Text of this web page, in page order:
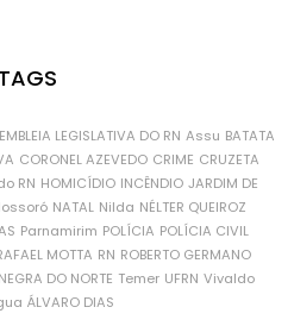
TAGS
LEGISLATIVA DO RN Assu BATATA
CORONEL AZEVEDO CRIME CRUZETA
RN HOMICÍDIO INCÊNDIO JARDIM DE
NATAL Nilda NÉLTER QUEIROZ
Parnamirim POLÍCIA POLÍCIA CIVIL
MOTTA RN ROBERTO GERMANO
DO NORTE Temer UFRN Vivaldo
ÁLVARO DIAS